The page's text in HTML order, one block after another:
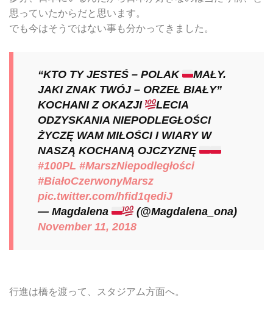
思っていたからだと思います。
でも今はそうではない事も分かってきました。
“KTO TY JESTEŚ – POLAK
MAŁY.
JAKI ZNAK TWÓJ – ORZEŁ BIAŁY”
KOCHANI Z OKAZJI
LECIA
ODZYSKANIA NIEPODLEGŁOŚCI
ŻYCZĘ WAM MIŁOŚCI I WIARY W
NASZĄ KOCHANĄ OJCZYZNĘ
#100PL #MarszNiepodległości
#BiałoCzerwonyMarsz
pic.twitter.com/hfid1qediJ
— Magdalena
(@Magdalena_ona)
November 11, 2018
行進は橋を渡って、スタジアム方面へ。